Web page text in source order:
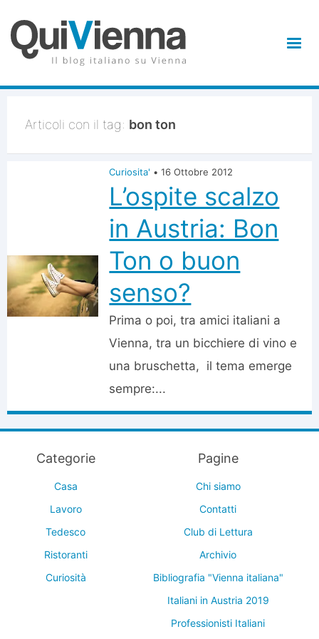
Articoli con il tag: bon ton
Curiosita' • 16 Ottobre 2012
L’ospite scalzo
in Austria: Bon
Ton o buon
senso?
Prima o poi, tra amici italiani a
Vienna, tra un bicchiere di vino e
una bruschetta, il tema emerge
sempre:...
Categorie
Casa
Lavoro
Tedesco
Ristoranti
Curiosità
Pagine
Chi siamo
Contatti
Club di Lettura
Archivio
Bibliografia "Vienna italiana"
Italiani in Austria 2019
Professionisti Italiani